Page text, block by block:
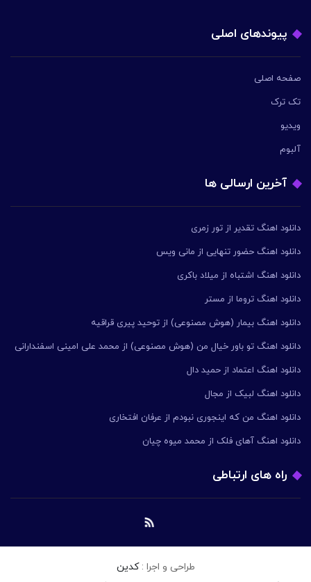
پیوندهای اصلی
صفحه اصلی
تک ترک
ویدیو
آلبوم
آخرین ارسالی ها
دانلود اهنگ تقدیر از تور زمری
دانلود اهنگ حضور تنهایی از مانی ویس
دانلود اهنگ اشتباه از میلاد باکری
دانلود اهنگ تروما از مستر
دانلود اهنگ بیمار (هوش مصنوعی) از توحید پیری قراقیه
دانلود اهنگ تو باور خیال من (هوش مصنوعی) از محمد علی امینی اسفندارانی
دانلود اهنگ اعتماد از حمید دال
دانلود اهنگ لبیک از مجال
دانلود اهنگ من که اینجوری نبودم از عرفان افتخاری
دانلود اهنگ آهای فلک از محمد میوه چیان
راه های ارتباطی
طراحی و اجرا :کدین